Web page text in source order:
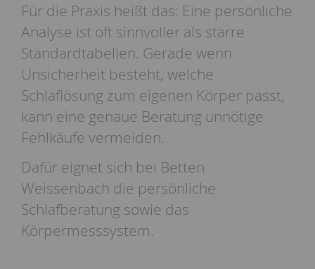
Für die Praxis heißt das: Eine persönliche
Analyse ist oft sinnvoller als starre
Standardtabellen. Gerade wenn
Unsicherheit besteht, welche
Schlaflösung zum eigenen Körper passt,
kann eine genaue Beratung unnötige
Fehlkäufe vermeiden.
Dafür eignet sich bei Betten
Weissenbach die persönliche
Schlafberatung sowie das
Körpermesssystem.